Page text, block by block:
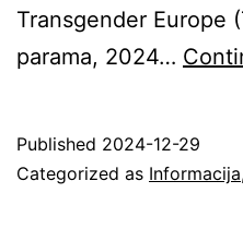
Transgender Europe
parama, 2024…
Published 2024-12-29
Categorized as Informacija